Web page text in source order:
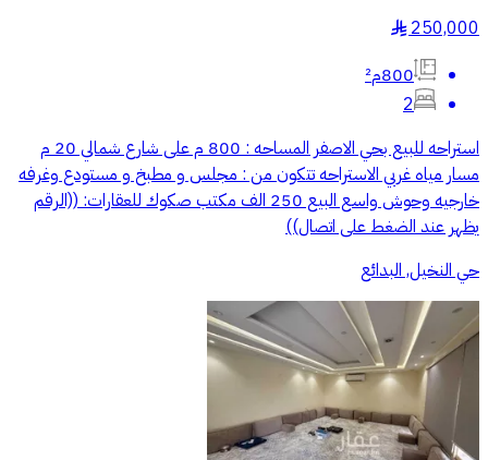
250,000
§
800م²
2
استراحه للبيع بحي الاصفر المساحه : 800 م على شارع شمالي 20 م
مسار مياه غربي الاستراحه تتكون من : مجلس و مطبخ و مستودع وغرفه
خارجيه وحوش واسع البيع 250 الف مكتب صكوك للعقارات: ((الرقم
يظهر عند الضغط على اتصال))
حي النخيل, البدائع